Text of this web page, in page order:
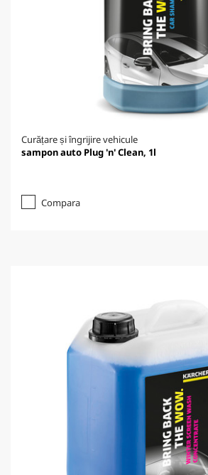
Curățare și îngrijire vehicule
sampon auto Plug 'n' Clean, 1l
Compara